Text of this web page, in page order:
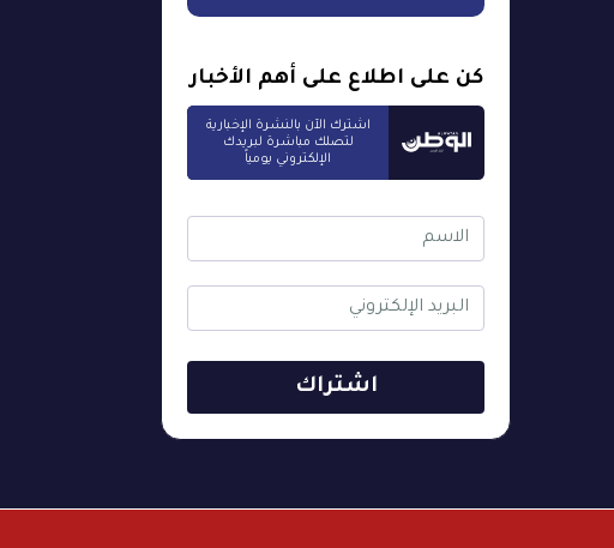
كن على اطلاع على أهم الأخبار
اشترك الآن بالنشرة الإخبارية
لتصلك مباشرة لبريدك
الإلكتروني يومياً
اشتراك